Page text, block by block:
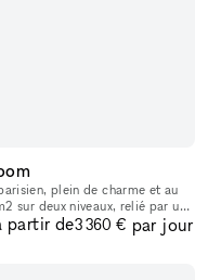
plein de charme et au
sur deux niveaux, relié par un
et open spac
partir de3 360 € par jour